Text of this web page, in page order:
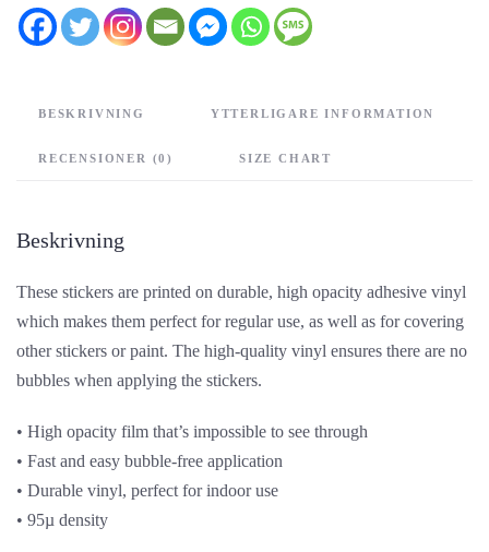
mängd
BESKRIVNING YTTERLIGARE INFORMATION
RECENSIONER (0) SIZE CHART
Beskrivning
These stickers are printed on durable, high opacity adhesive vinyl
which makes them perfect for regular use, as well as for covering
other stickers or paint. The high-quality vinyl ensures there are no
bubbles when applying the stickers.
• High opacity film that’s impossible to see through
• Fast and easy bubble-free application
• Durable vinyl, perfect for indoor use
• 95µ density